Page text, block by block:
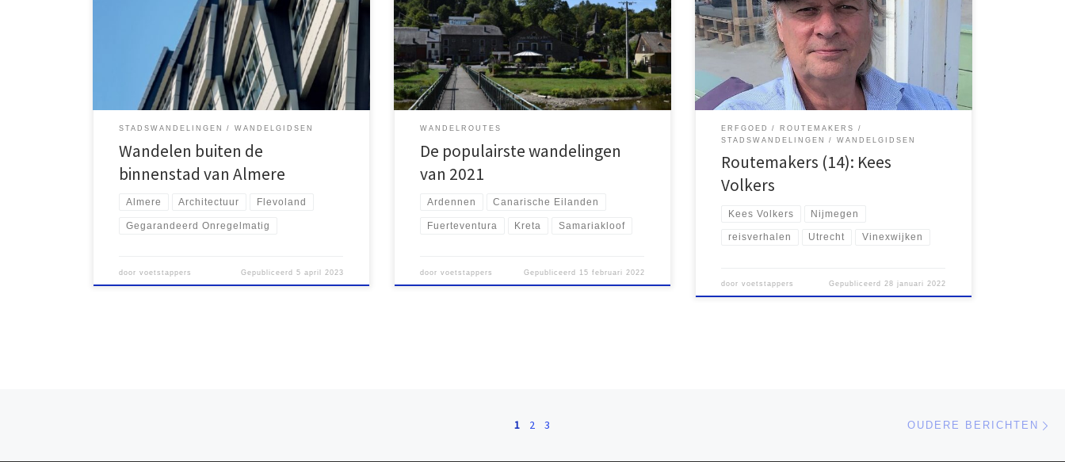
geschreven om een stad in al zijn facetten te
ontdekken. Voor toeristen een prachtige manier om
wandelend kennis te maken met een onbekende stad
en voor de inwoners vaak een onverwacht plezier
over wat zich om de […]
STADSWANDELINGEN WANDELGIDSEN
Wandelen buiten de
binnenstad van Almere
Almere Architectuur Flevoland
Gegarandeerd Onregelmatig
doorvoetstappers Gepubliceerd 5 april 2023
afgelopen 30 jaar binnen Europa heb gemaakt. Deze
webpagina’s bevatten een beschrijving van de tocht
met daarbij ook routeinformatie en verwijzingen naar
websites en – indien mogelijk – een link naar de
wandelgids […]
WANDELROUTES
De populairste wandelingen
van 2021
Ardennen Canarische Eilanden
Fuerteventura Kreta Samariakloof
doorvoetstappers Gepubliceerd 15 februari 2022
het bos of op heidevelden, blijft Kees Volkers bij
voorkeur in de stad. De in 1954 in Vlaardingen
geboren Volkers studeerde in Utrecht historische
geografie en was enige tijd werkzaam aan de
Utrechtse universiteit. […]
ERFGOED
ROUTEMAKERS
STADSWANDELINGEN
WANDELGIDSEN
Routemakers (14): Kees
Volkers
Kees Volkers Nijmegen
reisverhalen Utrecht Vinexwijken
doorvoetstappers Gepubliceerd 28 januari 2022
1 2 3 OUDERE BERICHTEN